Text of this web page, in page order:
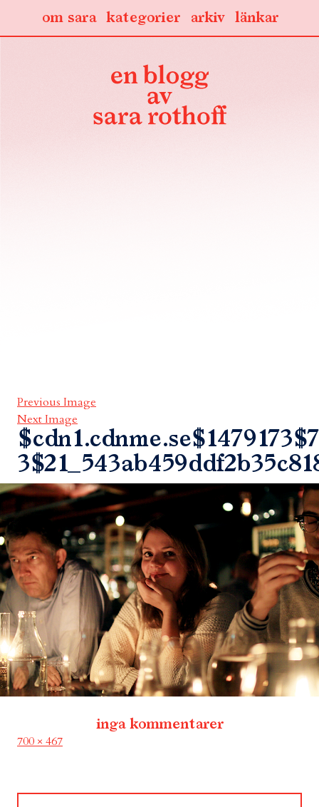
länkar
arkiv
kategorier
om sara
Previous Image
Next Image
inga kommentarer
Full
700 × 467